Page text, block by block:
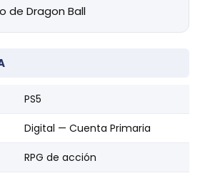
de Dragon Ball
PS5
Digital — Cuenta Primaria
RPG de acción